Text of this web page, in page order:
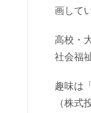
画して
高校・
社会福
趣味は
（株式